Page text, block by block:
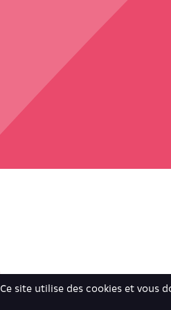
Ce site utilise des cookies et vous